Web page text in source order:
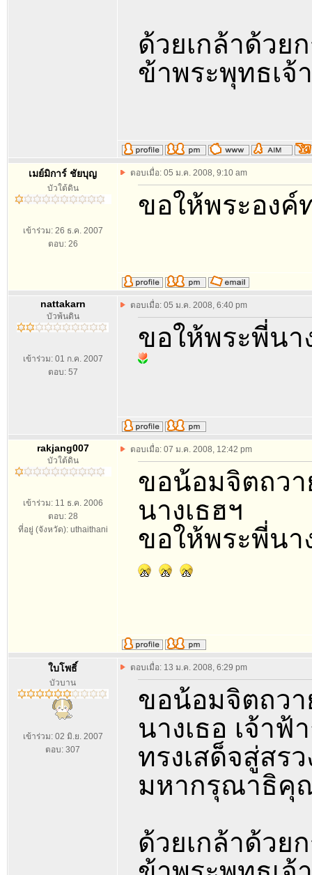
ด้วยเกล้าด้วย
ข้าพระพุทธเจ้
เมย์มิการ์ ชัยบุญ
บัวใต้ดิน
เข้าร่วม: 26 ธ.ค. 2007
ตอบ: 26
ตอบเมื่อ: 05 ม.ค. 2008, 9:10 am
ขอให้พระองค์
nattakarn
บัวพ้นดิน
เข้าร่วม: 01 ก.ค. 2007
ตอบ: 57
ตอบเมื่อ: 05 ม.ค. 2008, 6:40 pm
ขอให้พระพี่นา
rakjang007
บัวใต้ดิน
เข้าร่วม: 11 ธ.ค. 2006
ตอบ: 28
ที่อยู่ (จังหวัด): uthaithani
ตอบเมื่อ: 07 ม.ค. 2008, 12:42 pm
ขอน้อมจิตถวา
นางเธฮฯ
ขอให้พระพี่นา
ใบโพธิ์
บัวบาน
เข้าร่วม: 02 มิ.ย. 2007
ตอบ: 307
ตอบเมื่อ: 13 ม.ค. 2008, 6:29 pm
ขอน้อมจิตถวา
นางเธอ เจ้า
ทรงเสด็จสู่สร
มหากรุณาธิ
ด้วยเกล้าด้วย